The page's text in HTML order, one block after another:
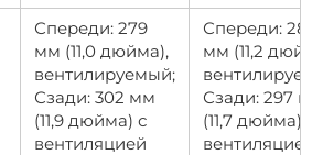
Спереди: 279
мм (11,0 дюйма),
вентилируемый;
Сзади: 302 мм
(11,9 дюйма) с
вентиляцией
Спереди: 284
мм (11,2
Сзади: 297 мм
(11,7 дюйма) с
вентиляцией